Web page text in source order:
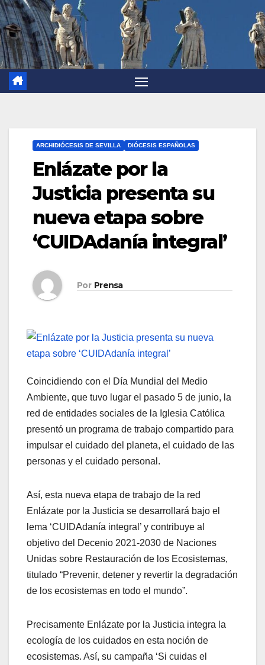
ARCHIDIÓCESIS DE SEVILLA DIÓCESIS ESPAÑOLAS
Enlázate por la
Justicia presenta su
nueva etapa sobre
‘CUIDAdanía integral’
Por Prensa
Coincidiendo con el Día Mundial del Medio
Ambiente, que tuvo lugar el pasado 5 de junio, la
red de entidades sociales de la Iglesia Católica
presentó un programa de trabajo compartido para
impulsar el cuidado del planeta, el cuidado de las
personas y el cuidado personal.
Así, esta nueva etapa de trabajo de la red
Enlázate por la Justicia se desarrollará bajo el
lema ‘CUIDAdanía integral’ y contribuye al
objetivo del Decenio 2021-2030 de Naciones
Unidas sobre Restauración de los Ecosistemas,
titulado “Prevenir, detener y revertir la degradación
de los ecosistemas en todo el mundo”.
Precisamente Enlázate por la Justicia integra la
ecología de los cuidados en esta noción de
ecosistemas. Así, su campaña ‘Si cuidas el